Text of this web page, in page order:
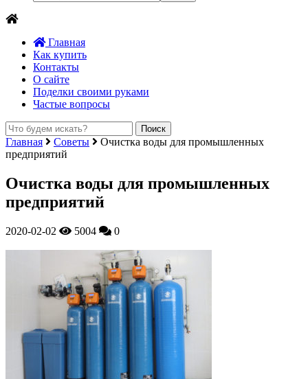
Главная
Как купить
Контакты
О сайте
Поделки своими руками
Частые вопросы
Главная Советы
Очистка воды для промышленных
предприятий
Очистка воды для промышленных
предприятий
2020-02-02 5004 0